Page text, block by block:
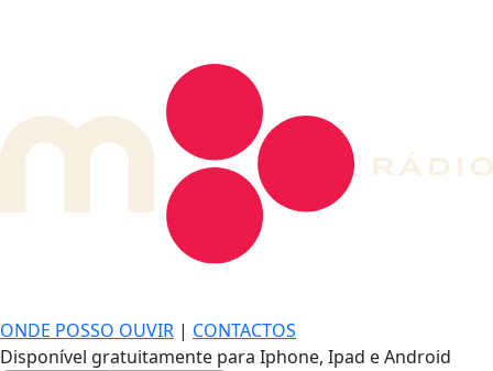
ONDE POSSO OUVIR | CONTACTOS
Disponível gratuitamente para Iphone, Ipad e Android